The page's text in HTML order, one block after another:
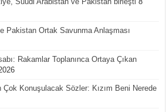
Pakistan Ortak Savunma Anlaşması
Rakamlar Toplanınca Ortaya Çıkan
Çok Konuşulacak Sözler: Kızım Beni Nerede